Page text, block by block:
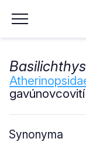
Basilichthys
gavúnovcovití
Synonyma